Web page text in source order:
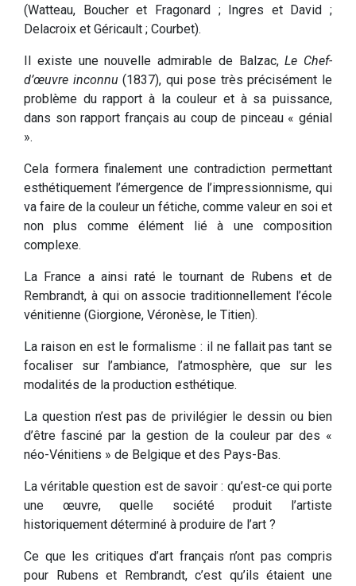
(Watteau, Boucher et Fragonard ; Ingres et David ;
Delacroix et Géricault ; Courbet).
Il existe une nouvelle admirable de Balzac,Le Chef-
d’œuvre inconnu (1837), qui pose très précisément le
problème du rapport à la couleur et à sa puissance,
dans son rapport français au coup de pinceau « génial
».
Cela formera finalement une contradiction permettant
esthétiquement l’émergence de l’impressionnisme, qui
va faire de la couleur un fétiche, comme valeur en soi et
non plus comme élément lié à une composition
complexe.
La France a ainsi raté le tournant de Rubens et de
Rembrandt, à qui on associe traditionnellement l’école
vénitienne (Giorgione, Véronèse, le Titien).
La raison en est le formalisme : il ne fallait pas tant se
focaliser sur l’ambiance, l’atmosphère, que sur les
modalités de la production esthétique.
La question n’est pas de privilégier le dessin ou bien
d’être fasciné par la gestion de la couleur par des «
néo-Vénitiens » de Belgique et des Pays-Bas.
La véritable question est de savoir : qu’est-ce qui porte
une œuvre, quelle société produit l’artiste
historiquement déterminé à produire de l’art ?
Ce que les critiques d’art français n’ont pas compris
pour Rubens et Rembrandt, c’est qu’ils étaient une